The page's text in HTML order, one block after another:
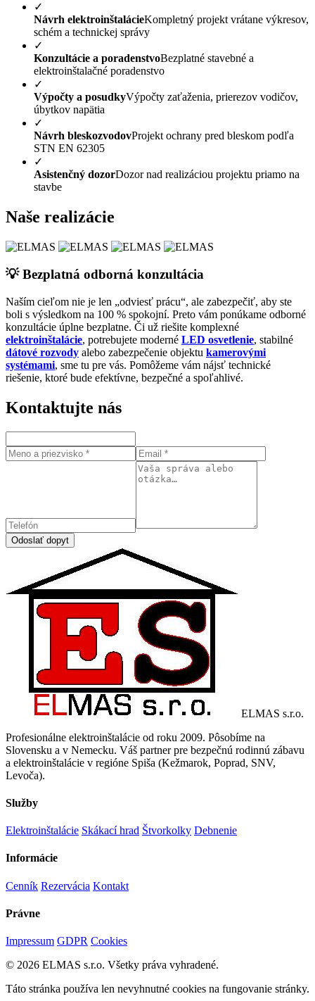
✓
Návrh elektroinštalácieKompletný projekt vrátane výkresov,
schém a technickej správy
✓
Konzultácie a poradenstvoBezplatné stavebné a
elektroinštalačné poradenstvo
✓
Výpočty a posudkyVýpočty zaťaženia, prierezov vodičov,
úbytkov napätia
✓
Návrh bleskozvodovProjekt ochrany pred bleskom podľa
STN EN 62305
✓
Asistenčný dozorDozor nad realizáciou projektu priamo na
stavbe
Naše realizácie
💡 Bezplatná odborná konzultácia
Naším cieľom nie je len „odviesť prácu“, ale zabezpečiť, aby ste
boli s výsledkom na 100 % spokojní. Preto vám ponúkame odborné
konzultácie úplne bezplatne. Či už riešite komplexné
elektroinštalácie, potrebujete moderné LED osvetlenie, stabilné
dátové rozvody alebo zabezpečenie objektu kamerovými
systémami, sme tu pre vás. Pomôžeme vám nájsť technické
riešenie, ktoré bude efektívne, bezpečné a spoľahlivé.
Kontaktujte nás
Odoslať dopyt
ELMAS s.r.o.
Profesionálne elektroinštalácie od roku 2009. Pôsobíme na
Slovensku a v Nemecku. Váš partner pre bezpečnú rodinnú zábavu
a elektroinštalácie v regióne Spiša (Kežmarok, Poprad, SNV,
Levoča).
Služby
Elektroinštalácie Skákací hrad Štvorkolky Debnenie
Informácie
Cenník Rezervácia Kontakt
Právne
Impressum GDPR Cookies
© 2026 ELMAS s.r.o. Všetky práva vyhradené.
Táto stránka používa len nevyhnutné cookies na fungovanie stránky.